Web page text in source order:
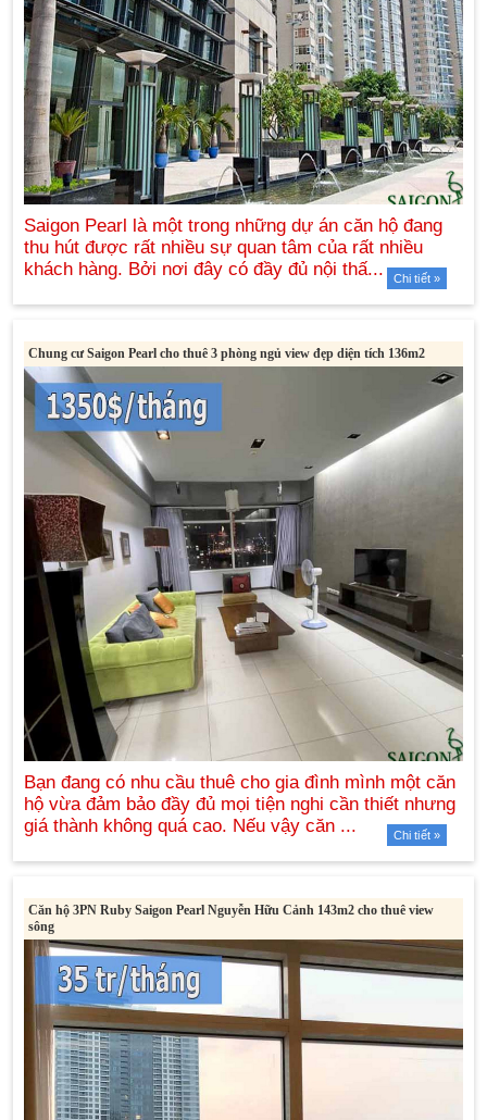
Chi tiết »
Chung cư Saigon Pearl cho thuê 3 phòng ngủ view đẹp diện tích 136m2
Chi tiết »
Căn hộ 3PN Ruby Saigon Pearl Nguyễn Hữu Cảnh 143m2 cho thuê view
sông